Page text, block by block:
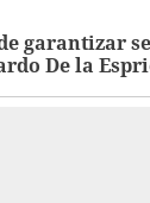
garantizar
De la